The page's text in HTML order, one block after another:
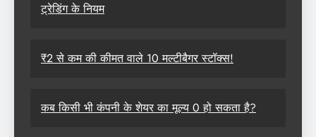
ट्रेडिंग के नियम
₹2 से कम की कीमत वाले 10 मल्टीबैगर स्टॉक्स!
कब किसी भी कंपनी के शेयर का मूल्य 0 हो सकता है?